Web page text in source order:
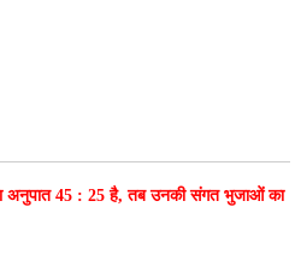
अनुपात 45 : 25 है, तब उनकीसंगत भुजाओं का